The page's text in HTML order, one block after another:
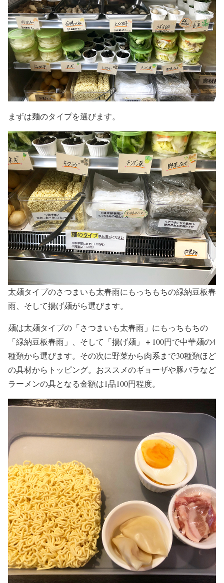
まずは麺のタイプを選びます。
太麺タイプのさつまいも太春雨にもっちもちの緑納豆板春
雨、そして揚げ麺がら選びます。
麺は太麺タイプの「さつまいも太春雨」にもっちもちの
「緑納豆板春雨」、そして「揚げ麺」＋100円で中華麺の4
種類から選びます。その次に野菜から肉系まで30種類ほど
の具材からトッピング。おススメのギョーザや豚バラなど
ラーメンの具となる金額は1品100円程度。